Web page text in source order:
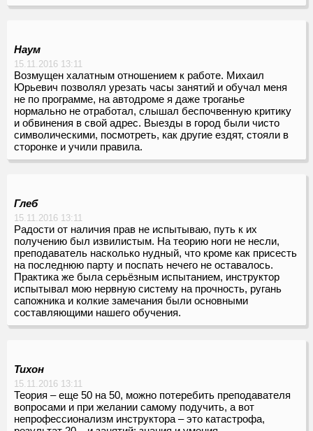
Наум
15.11.2016 13:11
Возмущен халатным отношением к работе. Михаил
Юрьевич позволял урезать часы занятий и обучал меня
не по программе, на автодроме я даже троганье
нормально не отработал, слышал беспочвенную критику
и обвинения в свой адрес. Выезды в город были чисто
символическими, посмотреть, как другие ездят, стояли в
сторонке и учили правила.
Глеб
15.11.2016 13:11
Радости от наличия прав не испытываю, путь к их
получению был извилистым. На теорию ноги не несли,
преподаватель насколько нудный, что кроме как присесть
на последнюю парту и поспать нечего не оставалось.
Практика же была серьёзным испытанием, инструктор
испытывал мою нервную систему на прочность, ругань
сапожника и колкие замечания были основными
составляющими нашего обучения.
Тихон
15.11.2016 13:11
Теория – еще 50 на 50, можно потеребить преподавателя
вопросами и при желании самому подучить, а вот
непрофессионализм инструктора – это катастрофа,